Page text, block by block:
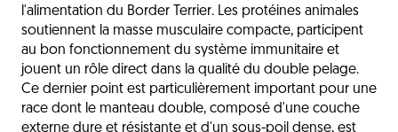
l'alimentation du Border Terrier. Les protéines animales
soutiennent la masse musculaire compacte, participent
au bon fonctionnement du système immunitaire et
jouent un rôle direct dans la qualité du double pelage.
Ce dernier point est particulièrement important pour une
race dont le manteau double, composé d'une couche
externe dure et résistante et d'un sous-poil dense, est